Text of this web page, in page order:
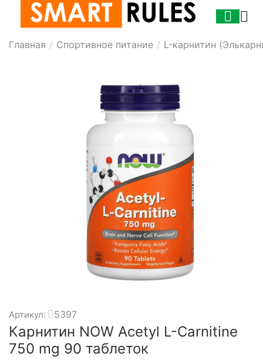
Главная / Спортивное питание / L-карнитин
Артикул: 5397
Карнитин NOW Acetyl L-Carnitine
750 mg 90 таблеток